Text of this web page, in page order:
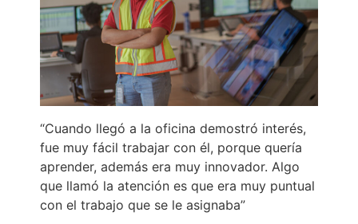
“Cuando llegó a la oficina demostró interés,
fue muy fácil trabajar con él, porque quería
aprender, además era muy innovador. Algo
que llamó la atención es que era muy puntual
con el trabajo que se le asignaba”